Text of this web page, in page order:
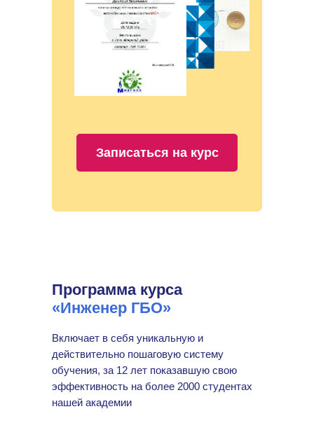
Записаться на курс
Программа курса
«Инженер ГБО»
Включает в себя уникальную и
действительно пошаговую систему
обучения, за 12 лет показавшую свою
эффективность на более 2000 студентах
нашей академии